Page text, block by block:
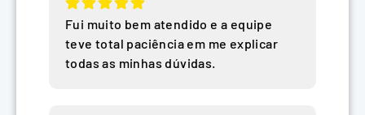
Fui muito bem atendido e a equipe
teve total paciência em me explicar
todas as minhas dúvidas.